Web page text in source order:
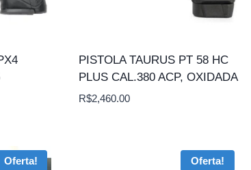
PISTOLA TAURUS PT 58 HC
PLUS CAL.380 ACP, OXIDADA
R$2,460.00
Oferta! Oferta!